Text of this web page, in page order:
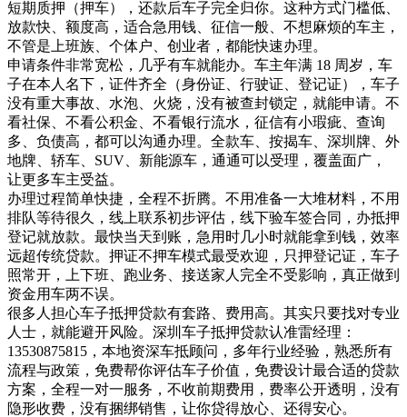
短期质押（押车），还款后车子完全归你。这种方式门槛低、
放款快、额度高，适合急用钱、征信一般、不想麻烦的车主，
不管是上班族、个体户、创业者，都能快速办理。
申请条件非常宽松，几乎有车就能办。车主年满 18 周岁，车
子在本人名下，证件齐全（身份证、行驶证、登记证），车子
没有重大事故、水泡、火烧，没有被查封锁定，就能申请。不
看社保、不看公积金、不看银行流水，征信有小瑕疵、查询
多、负债高，都可以沟通办理。全款车、按揭车、深圳牌、外
地牌、轿车、SUV、新能源车，通通可以受理，覆盖面广，
让更多车主受益。
办理过程简单快捷，全程不折腾。不用准备一大堆材料，不用
排队等待很久，线上联系初步评估，线下验车签合同，办抵押
登记就放款。最快当天到账，急用时几小时就能拿到钱，效率
远超传统贷款。押证不押车模式最受欢迎，只押登记证，车子
照常开，上下班、跑业务、接送家人完全不受影响，真正做到
资金用车两不误。
很多人担心车子抵押贷款有套路、费用高。其实只要找对专业
人士，就能避开风险。深圳车子抵押贷款认准雷经理：
13530875815，本地资深车抵顾问，多年行业经验，熟悉所有
流程与政策，免费帮你评估车子价值，免费设计最合适的贷款
方案，全程一对一服务，不收前期费用，费率公开透明，没有
隐形收费，没有捆绑销售，让你贷得放心、还得安心。